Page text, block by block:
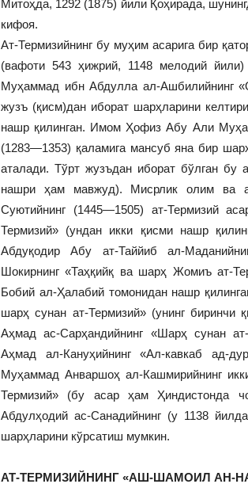
Митоҳда, 1292 (1875) йили Қоҳирада,
кифоя.
Ат-Термизийнинг бу муҳим асарига бир
(вафоти 543 ҳижрий, 1148 мелодий
Муҳаммад ибн Абдулла ал-Ашбилийнинг
жузъ (қисм)дан иборат шарҳларини
нашр қилинган. Имом Ҳофиз Абу Али
(1283—1353) қаламига мансуб яна бир
аталади. Тўрт жузъдан иборат бўлган бу
нашри ҳам мавжуд). Мисрлик олим ва
Суютийнинг (1445—1505) ат-Термизий
Термизий» (ундан икки қисми нашр
Абдуқодир Абу ат-Таййиб ал-
Шокирнинг «Таҳқийқ ва шарҳ Жомиъ ат-
Бобий ал-Ҳалабий томонидан нашр
шарҳ сунан ат-Термизий» (унинг
Аҳмад ас-Сарҳандийнинг «Шарҳ сунан
Аҳмад ал-Кануҳийнинг «Ал-кавкаб ад-
Муҳаммад Анваршоҳ ал-Кашмирийнинг
Термизий» (бу асар ҳам Ҳиндистонда
Абдулҳодий ас-Санадийнинг (у 1138
шарҳларини кўрсатиш мумкин.
АТ-ТЕРМИЗИЙНИНГ «АШ-ШАМОИЛ АН-